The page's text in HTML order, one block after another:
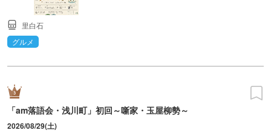
里白石
グルメ
「am落語会・浅川町」初回～噺家・玉屋柳勢～
2026/08/29(土)